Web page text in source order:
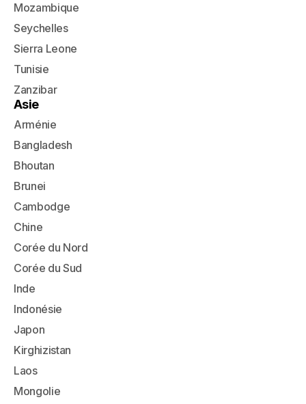
Mozambique
Seychelles
Sierra Leone
Tunisie
Zanzibar
Asie
Arménie
Bangladesh
Bhoutan
Brunei
Cambodge
Chine
Corée du Nord
Corée du Sud
Inde
Indonésie
Japon
Kirghizistan
Laos
Mongolie